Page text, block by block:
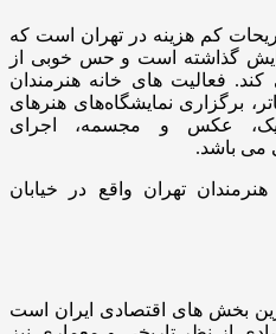
کم هزینه در تهران است که
گذاشته است و حس خوبی از
فعالیت های خانه هنرمندان
برگزاری نمایشگاه‌های هنرهای
عکس و مجسمه، اجرای
می باشد.
تهران واقع در خیابان
بخش های اقتصادی ایران است